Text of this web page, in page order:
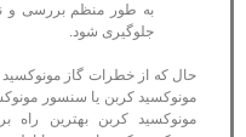
به طور منظم بررسی و
جلوگیری شود.
حال که از خطرات گاز مونوکسید
مونوکسید کربن یا سنسور
مونوکسید کربن بهترین راه